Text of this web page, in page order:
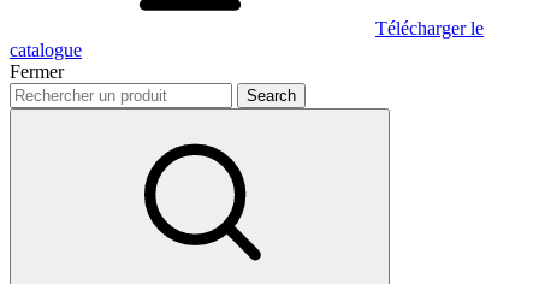
Télécharger le
catalogue
Fermer